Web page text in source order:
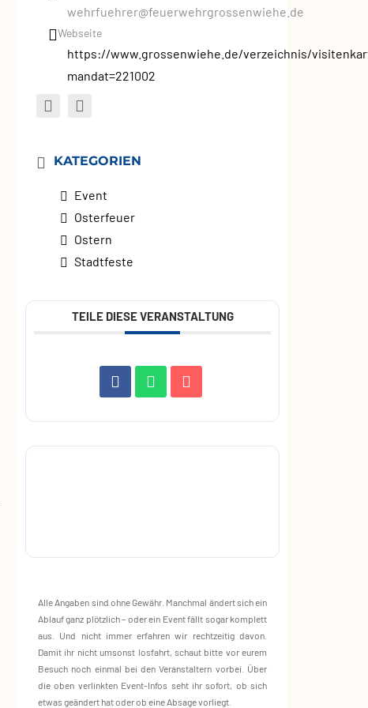
wehrfuehrer@feuerwehrgrossenwiehe.de
Webseite
https://www.grossenwiehe.de/verzeichnis/
mandat=221002
KATEGORIEN
Event
Osterfeuer
Ostern
Stadtfeste
TEILE DIESE VERANSTALTUNG
Alle Angaben sind ohne Gewähr. Manchmal ändert sich ein
Ablauf ganz plötzlich – oder ein Event fällt sogar komplett
aus. Und nicht immer erfahren wir rechtzeitig davon.
Damit ihr nicht umsonst losfahrt, schaut bitte vor eurem
Besuch noch einmal bei den Veranstaltern vorbei. Über
die oben verlinkten Event‑Infos seht ihr sofort, ob sich
etwas geändert hat oder ob eine Absage vorliegt.